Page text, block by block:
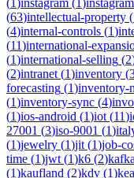
(63)intellectual-property (
(4)internal-controls (1)
(11)international-
(1)international-selling (2
(2)intranet (1)inventory (
forecasting (1)inventory-
(1)inventory-sync (4)
(1)ios-android (1)iot (11)
27001 (3)iso-9001 (1)
(1)jewelry (1)jit (1)job-
time (1)jwt (1)k6 (2)kafka
(1)kaufland (2)kdv (1)